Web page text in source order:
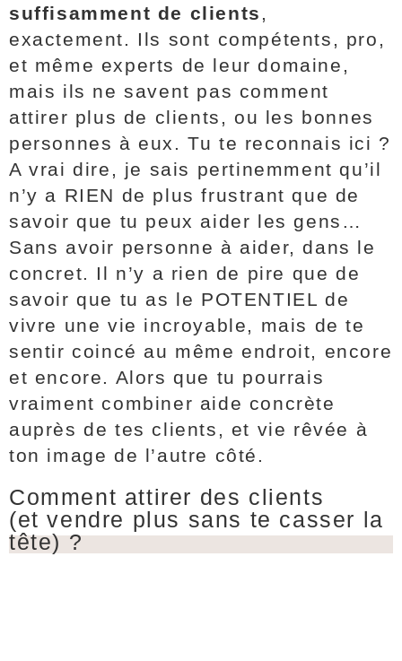
suffisamment de clients ,
exactement. Ils sont compétents, pro,
et même experts de leur domaine,
mais ils ne savent pas comment
attirer plus de clients, ou les bonnes
personnes à eux. Tu te reconnais ici ?
A vrai dire, je sais pertinemment qu’il
n’y a RIEN de plus frustrant que de
savoir que tu peux aider les gens…
Sans avoir personne à aider, dans le
concret. Il n’y a rien de pire que de
savoir que tu as le POTENTIEL de
vivre une vie incroyable, mais de te
sentir coincé au même endroit, encore
et encore. Alors que tu pourrais
vraiment combiner aide concrète
auprès de tes clients, et vie rêvée à
ton image de l’autre côté.
Comment attirer des clients
(et vendre plus sans te casser la
tête) ?